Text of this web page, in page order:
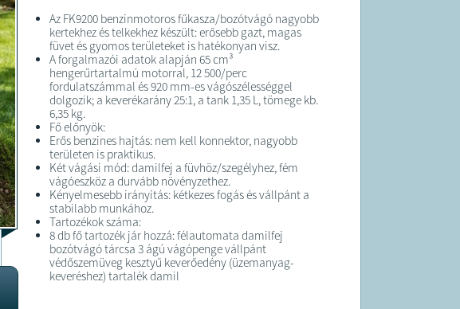
Az FK9200 benzinmotoros fűkasza/bozótvágó nagyobb
kertekhez és telkekhez készült: erősebb gazt, magas
füvet és gyomos területeket is hatékonyan visz.
A forgalmazói adatok alapján 65 cm³
hengerűrtartalmú motorral, 12 500/perc
fordulatszámmal és 920 mm-es vágószélességgel
dolgozik; a keverékarány 25:1, a tank 1,35 L, tömege kb.
6,35 kg.
Fő előnyök:
Erős benzines hajtás: nem kell konnektor, nagyobb
területen is praktikus.
Két vágási mód: damilfej a füvhöz/szegélyhez, fém
vágóeszköz a durvább növényzethez.
Kényelmesebb irányítás: kétkezes fogás és vállpánt a
stabilabb munkához.
Tartozékok száma:
8 db fő tartozék jár hozzá: félautomata damilfej
bozótvágó tárcsa 3 ágú vágópenge vállpánt
védőszemüveg kesztyű keverőedény (üzemanyag-
keveréshez) tartalék damil